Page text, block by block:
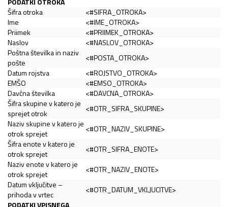
Šifra otroka
<#SIFRA_OTROKA>
Ime
<#IME_OTROKA>
Priimek
<#PRIIMEK_OTROKA>
Naslov
<#NASLOV_OTROKA>
Poštna številka in naziv
pošte
<#POSTA_OTROKA>
Datum rojstva
<#ROJSTVO_OTROKA>
EMŠO
<#EMSO_OTROKA>
Davčna številka
<#DAVCNA_OTROKA>
Šifra skupine v katero je
sprejet otrok
<#OTR_SIFRA_SKUPINE>
Naziv skupine v katero je
otrok sprejet
<#OTR_NAZIV_SKUPINE>
Šifra enote v katero je
otrok sprejet
<#OTR_SIFRA_ENOTE>
Naziv enote v katero je
otrok sprejet
<#OTR_NAZIV_ENOTE>
Datum vključitve –
prihoda v vrtec
<#OTR_DATUM_VKLJUCITVE>
PODATKI VPISNEGA